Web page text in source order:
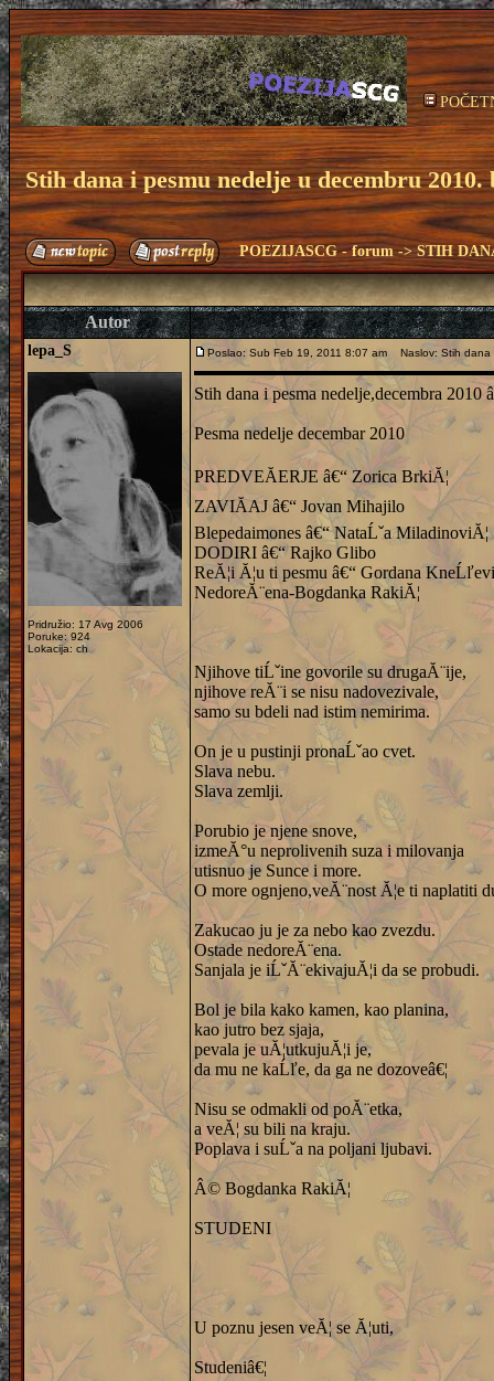
Stih dana i pesmu nedelje u decembru
POEZIJASCG - forum ->STIH
Autor
lepa_S
Pridružio: 17 Avg 2006
Poruke: 924
Lokacija: ch
Poslao: Sub Feb 19, 2011 8:07 am Naslov: Stih dana
Stih dana i pesma nedelje,decembra 2010
Pesma nedelje decembar 2010
PREDVEĂERJE â€“ Zorica BrkiĂ¦
ZAVIĂAJ â€“ Jovan Mihajilo
Blepedaimones â€“ NataĹˇa MiladinoviĂ¦
DODIRI â€“ Rajko Glibo
ReĂ¦i Ă¦u ti pesmu â€“ Gordana
NedoreĂ¨ena-Bogdanka RakiĂ¦
Njihove tiĹˇine govorile su drugaĂ¨ije,
njihove reĂ¨i se nisu nadovezivale,
samo su bdeli nad istim nemirima.
On je u pustinji pronaĹˇao cvet.
Slava nebu.
Slava zemlji.
Porubio je njene snove,
izmeĂ°u neprolivenih suza i milovanja
utisnuo je Sunce i more.
O more ognjeno,veĂ¨nost Ă¦e ti naplatiti
Zakucao ju je za nebo kao zvezdu.
Ostade nedoreĂ¨ena.
Sanjala je iĹˇĂ¨ekivajuĂ¦i da se probudi.
Bol je bila kako kamen, kao planina,
kao jutro bez sjaja,
pevala je uĂ¦utkujuĂ¦i je,
da mu ne kaĹľe, da ga ne dozoveâ€¦
Nisu se odmakli od poĂ¨etka,
a veĂ¦ su bili na kraju.
Poplava i suĹˇa na poljani ljubavi.
Â© Bogdanka RakiĂ¦
STUDENI
U poznu jesen veĂ¦ se Ă¦uti,
Studeniâ€¦